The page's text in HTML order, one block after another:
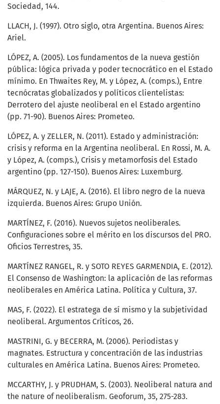
Sociedad, 144.
LLACH, J. (1997). Otro siglo, otra Argentina. Buenos Aires:
Ariel.
LÓPEZ, A. (2005). Los fundamentos de la nueva gestión
pública: lógica privada y poder tecnocrático en el Estado
mínimo. En Thwaites Rey, M. y López, A. (comps.), Entre
tecnócratas globalizados y políticos clientelistas:
Derrotero del ajuste neoliberal en el Estado argentino
(pp. 71-90). Buenos Aires: Prometeo.
LÓPEZ, A. y ZELLER, N. (2011). Estado y administración:
crisis y reforma en la Argentina neoliberal. En Rossi, M. A.
y López, A. (comps.), Crisis y metamorfosis del Estado
argentino (pp. 127-150). Buenos Aires: Luxemburg.
MÁRQUEZ, N. y LAJE, A. (2016). El libro negro de la nueva
izquierda. Buenos Aires: Grupo Unión.
MARTÍNEZ, F. (2016). Nuevos sujetos neoliberales.
Configuraciones sobre el mérito en los discursos del PRO.
Oficios Terrestres, 35.
MARTÍNEZ RANGEL, R. y SOTO REYES GARMENDIA, E. (2012).
El Consenso de Washington: la aplicación de las reformas
neoliberales en América Latina. Política y Cultura, 37.
MAS, F. (2022). El estratega de sí mismo y la subjetividad
neoliberal. Argumentos Críticos, 26.
MASTRINI, G. y BECERRA, M. (2006). Periodistas y
magnates. Estructura y concentración de las industrias
culturales en América Latina. Buenos Aires: Prometeo.
MCCARTHY, J. y PRUDHAM, S. (2003). Neoliberal natura and
the nature of neoliberalism. Geoforum, 35, 275-283.